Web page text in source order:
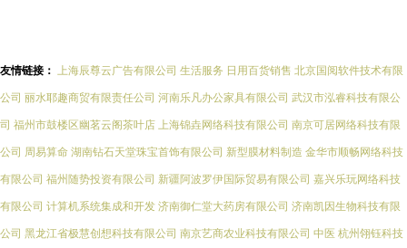
友情链接： 上海辰尊云广告有限公司 生活服务 日用百货销售 北京国阅软件技术有限
公司 丽水耶趣商贸有限责任公司 河南乐凡办公家具有限公司 武汉市泓睿科技有限公
司 福州市鼓楼区幽茗云阁茶叶店 上海锦垚网络科技有限公司 南京可居网络科技有限
公司 周易算命 湖南钻石天堂珠宝首饰有限公司 新型膜材料制造 金华市顺畅网络科技
有限公司 福州随势投资有限公司 新疆阿波罗伊国际贸易有限公司 嘉兴乐玩网络科技
有限公司 计算机系统集成和开发 济南御仁堂大药房有限公司 济南凯因生物科技有限
公司 黑龙江省极慧创想科技有限公司 南京艺商农业科技有限公司 中医 杭州翎钰科技